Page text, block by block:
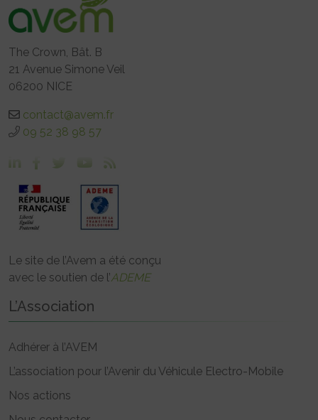
The Crown, Bât. B
21 Avenue Simone Veil
06200 NICE
contact@avem.fr
09 52 38 98 57
Le site de l’Avem a été conçu
avec le soutien de l’ADEME
L’Association
Adhérer à l’AVEM
L’association pour l’Avenir du Véhicule Electro-Mobile
Nos actions